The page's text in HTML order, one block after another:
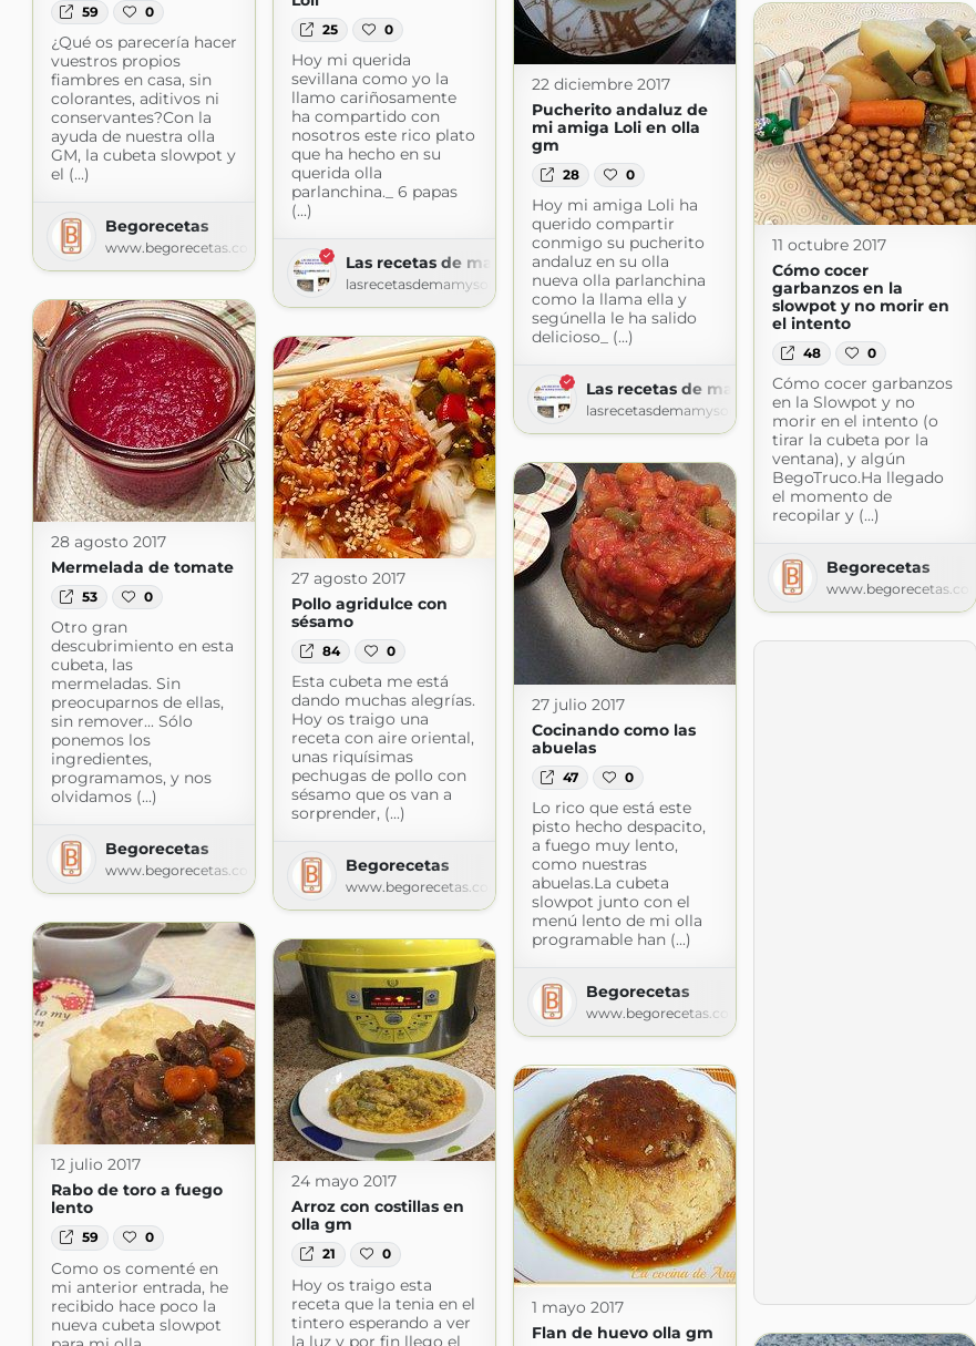
59 0
¿Qué os parecería hacer
vuestros propios
fiambres en casa, sin
colorantes, aditivos ni
conservantes?Con la
ayuda de nuestra olla
GM, la cubeta slowpot y
el (...)
Begorecetas
www.begorecetas.com
25 0
Hoy mi querida
sevillana como yo la
llamo cariñosamente
ha compartido con
nosotros este rico plato
que ha hecho en su
querida olla
parlanchina._ 6 papas
(...)
Las recetas de mamy sonia
lasrecetasdemamysonia.blogspot.com
22 diciembre 2017
Pucherito andaluz de
mi amiga Loli en olla
gm
28 0
Hoy mi amiga Loli ha
querido compartir
conmigo su pucherito
andaluz en su olla
nueva olla parlanchina
como la llama ella y
segúnella le ha salido
delicioso_ (...)
Las recetas de mamy sonia
lasrecetasdemamysonia.blogspot.com
11 octubre 2017
Cómo cocer
garbanzos en la
slowpot y no morir en
el intento
48 0
Cómo cocer garbanzos
en la Slowpot y no
morir en el intento (o
tirar la cubeta por la
ventana), y algún
BegoTruco.Ha llegado
el momento de
recopilar y (...)
Begorecetas
www.begorecetas.com
28 agosto 2017
Mermelada de tomate
53 0
Otro gran
descubrimiento en esta
cubeta, las
mermeladas. Sin
preocuparnos de ellas,
sin remover... Sólo
ponemos los
ingredientes,
programamos, y nos
olvidamos (...)
Begorecetas
www.begorecetas.com
27 agosto 2017
Pollo agridulce con
sésamo
84 0
Esta cubeta me está
dando muchas alegrías.
Hoy os traigo una
receta con aire oriental,
unas riquísimas
pechugas de pollo con
sésamo que os van a
sorprender, (...)
Begorecetas
www.begorecetas.com
27 julio 2017
Cocinando como las
abuelas
47 0
Lo rico que está este
pisto hecho despacito,
a fuego muy lento,
como nuestras
abuelas.La cubeta
slowpot junto con el
menú lento de mi olla
programable han (...)
Begorecetas
www.begorecetas.com
12 julio 2017
Rabo de toro a fuego
lento
59 0
Como os comenté en
mi anterior entrada, he
recibido hace poco la
nueva cubeta slowpot
24 mayo 2017
Arroz con costillas en
olla gm
21 0
Hoy os traigo esta
receta que la tenia en el
tintero esperando a ver
la luz y por fin llego el
1 mayo 2017
Flan de huevo olla gm